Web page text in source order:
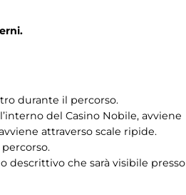
durante il percorso.
del Casino Nobile, avviene
attraverso scale ripide.
descrittivo che sarà visibile presso